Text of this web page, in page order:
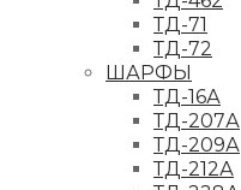
ТД-71
ТД-72
ШАРФЫ
ТД-16А
ТД-207А
ТД-209А
ТД-212А